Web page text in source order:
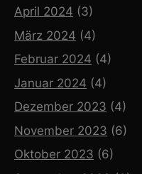
April 2024 (3)
März 2024 (4)
Februar 2024 (4)
Januar 2024 (4)
Dezember 2023 (4)
November 2023 (6)
Oktober 2023 (6)